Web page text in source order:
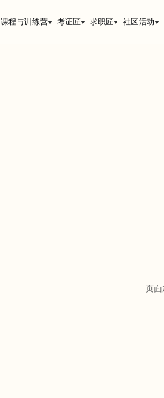
课程与训练营 考证匠 求职匠 社区活动
页面